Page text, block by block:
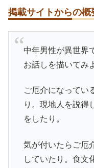
掲載サイトからの概
中年男性が異世界
お話しを描いてみ
ご厄介になってい
り。現地人を説得
をしたり。
気が付いたらご厄
していたり。食文